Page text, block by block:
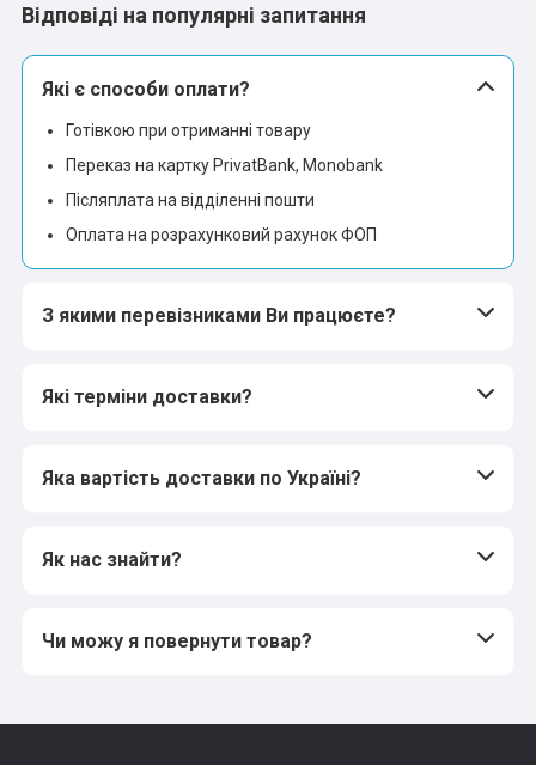
Відповіді на популярні запитання
Які є способи оплати?
Готівкою при отриманні товару
Переказ на картку PrivatBank, Monobank
Післяплата на відділенні пошти
Оплата на розрахунковий рахунок ФОП
З якими перевізниками Ви працюєте?
Які терміни доставки?
Яка вартість доставки по Україні?
Як нас знайти?
Чи можу я повернути товар?